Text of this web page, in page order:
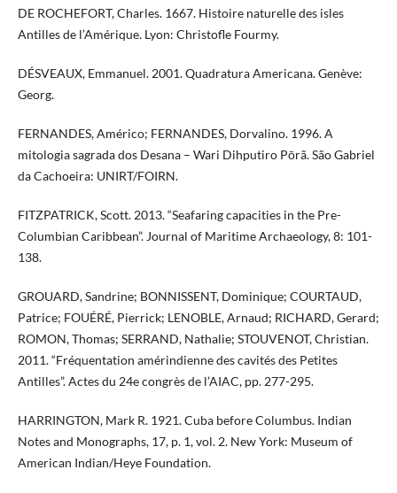
DE ROCHEFORT, Charles. 1667. Histoire naturelle des isles
Antilles de l’Amérique. Lyon: Christofle Fourmy.
DÉSVEAUX, Emmanuel. 2001. Quadratura Americana. Genève:
Georg.
FERNANDES, Américo; FERNANDES, Dorvalino. 1996. A
mitologia sagrada dos Desana – Wari Dihputiro Pōrã. São Gabriel
da Cachoeira: UNIRT/FOIRN.
FITZPATRICK, Scott. 2013. “Seafaring capacities in the Pre-
Columbian Caribbean”. Journal of Maritime Archaeology, 8: 101-
138.
GROUARD, Sandrine; BONNISSENT, Dominique; COURTAUD,
Patrice; FOUÉRÉ, Pierrick; LENOBLE, Arnaud; RICHARD, Gerard;
ROMON, Thomas; SERRAND, Nathalie; STOUVENOT, Christian.
2011. “Fréquentation amérindienne des cavités des Petites
Antilles”. Actes du 24e congrès de l’AIAC, pp. 277-295.
HARRINGTON, Mark R. 1921. Cuba before Columbus. Indian
Notes and Monographs, 17, p. 1, vol. 2. New York: Museum of
American Indian/Heye Foundation.